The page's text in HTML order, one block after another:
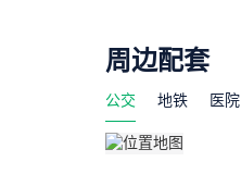
周边配套
公交 地铁 医院